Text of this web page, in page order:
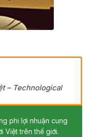
– Technological
phi lợi nhuận cung
Việt trên thế giới.